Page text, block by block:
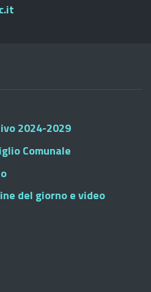
2024-2029
Comunale
del giorno e video